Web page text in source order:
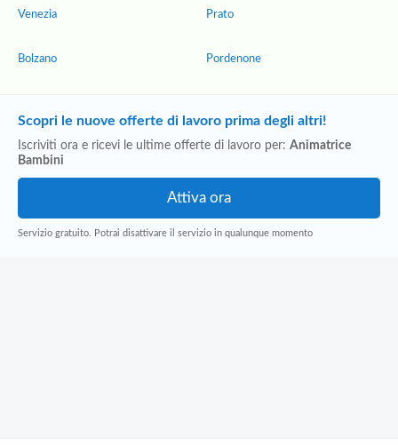
Venezia
Bolzano
Prato
Pordenone
Scopri le nuove offerte di lavoro prima degli altri!
Iscriviti ora e ricevi le ultime offerte di lavoro per: Animatrice
Bambini
Servizio gratuito. Potrai disattivare il servizio in qualunque momento